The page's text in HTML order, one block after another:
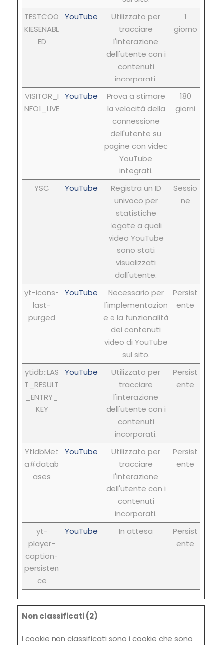
TESTCOO
KIESENABL
ED
YouTube
Utilizzato per
tracciare
l'interazione
dell'utente con i
contenuti
incorporati.
1
giorno
VISITOR_I
NFO1_LIVE
YouTube
Prova a stimare
la velocità della
connessione
dell'utente su
pagine con video
YouTube
integrati.
180
giorni
YSC YouTube
Registra un ID
univoco per
statistiche
legate a quali
video YouTube
sono stati
visualizzati
dall'utente.
Sessio
ne
yt-icons-
last-
purged
YouTube
Necessario per
l'implementazion
e e la funzionalità
dei contenuti
video di YouTube
sul sito.
Persist
ente
ytidb::LAS
T_RESULT
_ENTRY_
KEY
YouTube
Utilizzato per
tracciare
l'interazione
dell'utente con i
contenuti
incorporati.
Persist
ente
YtIdbMet
a#datab
ases
YouTube
Utilizzato per
tracciare
l'interazione
dell'utente con i
contenuti
incorporati.
Persist
ente
yt-
player-
caption-
persisten
ce
YouTube In attesa
Persist
ente
Non classificati (2)
I cookie non classificati sono i cookie che sono